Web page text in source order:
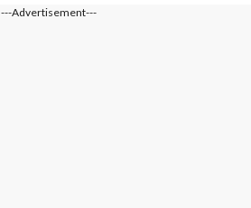
---Advertisement---